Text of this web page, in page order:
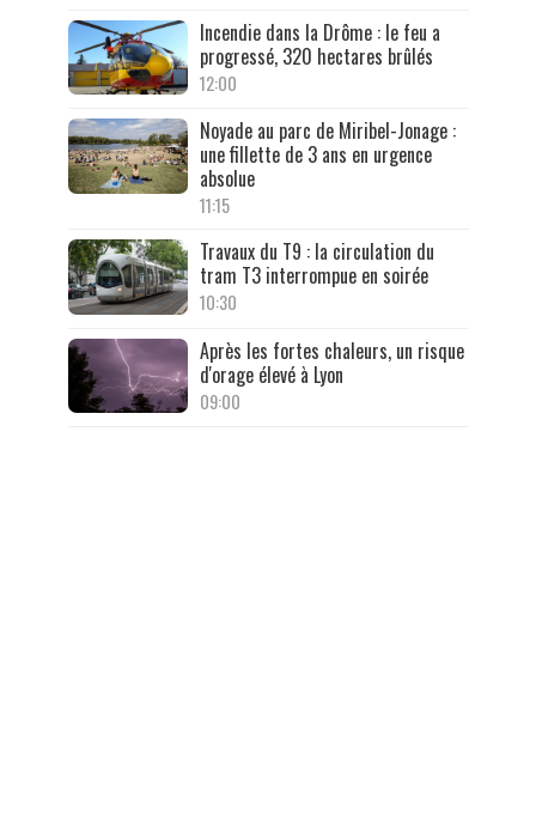
Incendie dans la Drôme : le feu a
progressé, 320 hectares brûlés
12:00
Noyade au parc de Miribel-Jonage :
une fillette de 3 ans en urgence
absolue
11:15
Travaux du T9 : la circulation du
tram T3 interrompue en soirée
10:30
Après les fortes chaleurs, un risque
d'orage élevé à Lyon
09:00